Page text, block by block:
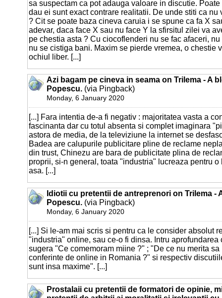
sa suspectam ca pot adauga valoare in discutie.
dau ei sunt exact contrare realitatii. De unde stiti ca nu
? Cit se poate baza cineva caruia i se spune ca fa X
adevar, daca face X sau nu face Y la sfirsitul zilei va
pe chestia asta ? Cu ciocoflenderi nu se fac afaceri,
nu se cistiga bani. Maxim se pierde vremea, o chestie
ochiul liber. [...]
Azi bagam pe cineva in seama on Trilema - A
Popescu. (via Pingback)
Monday, 6 January 2020
[...] Fara intentia de-a fi negativ : majoritatea vasta a
fascinanta dar cu totul absenta si complet imaginara
astora de media, de la televiziune la internet se
Badea are calupurile publicitare pline de reclame
din trust, Chinezu are bara de publicitate plina de
proprii, si-n general, toata "industria" lucreaza pentru o
asa. [...]
Idiotii cu pretentii de antreprenori on Trilema -
Popescu. (via Pingback)
Monday, 6 January 2020
[...] Si le-am mai scris si pentru ca le consider absolut
"industria" online, sau ce-o fi dinsa. Intru aprofundarea
sugera "Ce comemoram miine ?" ; "De ce nu merita
conferinte de online in Romania ?" si respectiv
sunt insa maxime". [...]
Prostalaii cu pretentii de formatori de opinie,